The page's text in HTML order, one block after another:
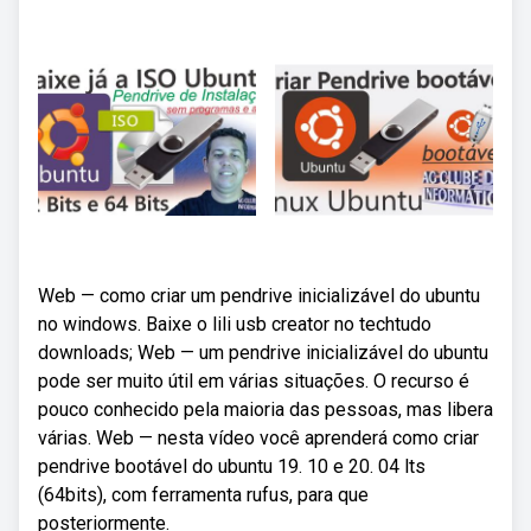
Web — como criar um pendrive inicializável do ubuntu
no windows. Baixe o lili usb creator no techtudo
downloads; Web — um pendrive inicializável do ubuntu
pode ser muito útil em várias situações. O recurso é
pouco conhecido pela maioria das pessoas, mas libera
várias. Web — nesta vídeo você aprenderá como criar
pendrive bootável do ubuntu 19. 10 e 20. 04 lts
(64bits), com ferramenta rufus, para que
posteriormente.